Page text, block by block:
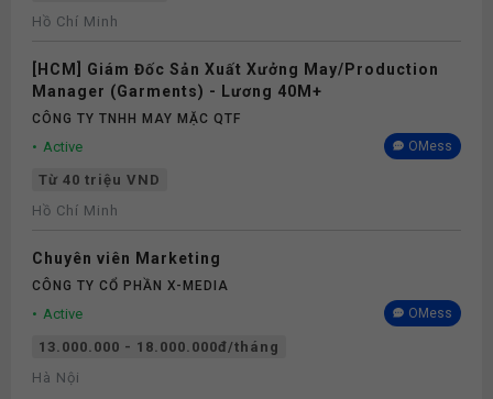
Hồ Chí Minh
[HCM] Giám Đốc Sản Xuất Xưởng May/Production
Manager (Garments) - Lương 40M+
CÔNG TY TNHH MAY MẶC QTF
Active OMess
Từ 40 triệu VND
Hồ Chí Minh
Chuyên viên Marketing
CÔNG TY CỔ PHẦN X-MEDIA
Active OMess
13.000.000 - 18.000.000đ/tháng
Hà Nội